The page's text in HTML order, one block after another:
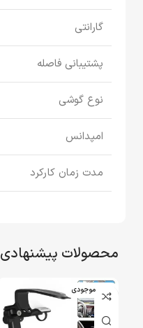
گارانتی
پشتیبانی فاصله
نوع گوشی
امپدانس
مدت زمان کارکرد
محصولات پیشنهادی
اتمام موجودی